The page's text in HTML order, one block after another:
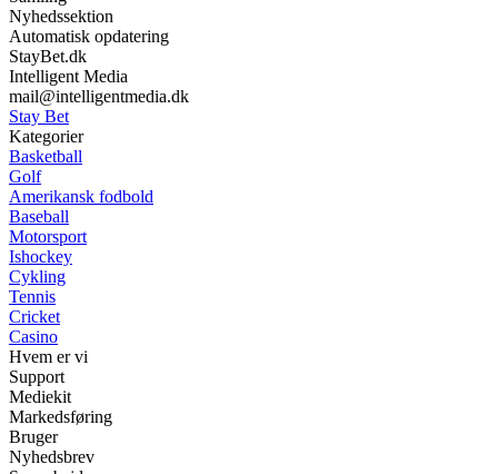
Nyhedssektion
Automatisk opdatering
StayBet.dk
Intelligent Media
mail@intelligentmedia.dk
Stay Bet
Kategorier
Basketball
Golf
Amerikansk fodbold
Baseball
Motorsport
Ishockey
Cykling
Tennis
Cricket
Casino
Hvem er vi
Support
Mediekit
Markedsføring
Bruger
Nyhedsbrev